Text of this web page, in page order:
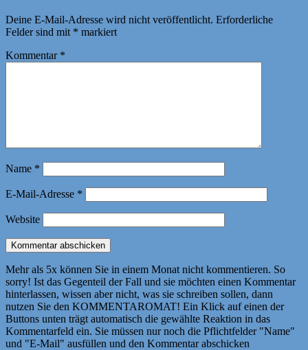
Deine E-Mail-Adresse wird nicht veröffentlicht. Erforderliche
Felder sind mit * markiert
Kommentar *
Name *
E-Mail-Adresse *
Website
Mehr als 5x können Sie in einem Monat nicht kommentieren. So
sorry! Ist das Gegenteil der Fall und sie möchten einen Kommentar
hinterlassen, wissen aber nicht, was sie schreiben sollen, dann
nutzen Sie den KOMMENTAROMAT! Ein Klick auf einen der
Buttons unten trägt automatisch die gewählte Reaktion in das
Kommentarfeld ein. Sie müssen nur noch die Pflichtfelder "Name"
und "E-Mail" ausfüllen und den Kommentar abschicken